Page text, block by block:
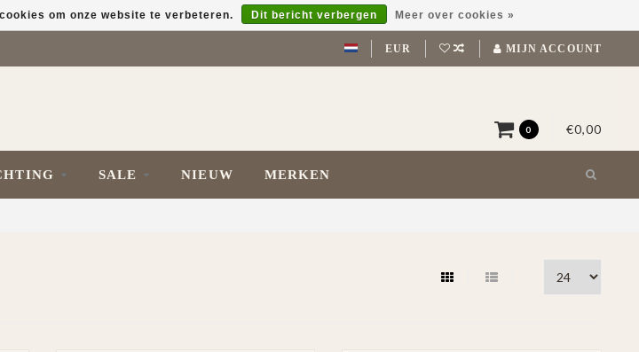
EUR MIJN ACCOUNT
0 €0,00
SALE NIEUW MERKEN
om onze website te verbeteren. Dit bericht verbergen Meer over cookies »